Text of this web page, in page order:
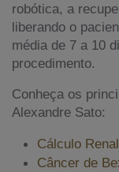
robótica, a
liberando o
média de 7 a 10
procedimento.
Conheça os
Alexandre Sato:
Cálculo Renal
Câncer de